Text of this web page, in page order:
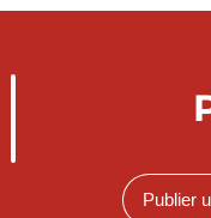
Publier